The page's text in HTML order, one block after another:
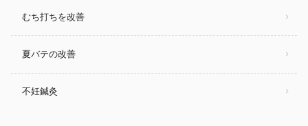
むち打ちを改善
夏バテの改善
不妊鍼灸